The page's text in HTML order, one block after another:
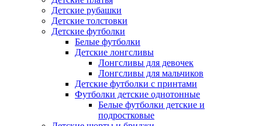
Детские рубашки
Детские толстовки
Детские футболки
Белые футболки
Детские лонгсливы
Лонгсливы для девочек
Лонгсливы для мальчиков
Детские футболки с принтами
Футболки детские однотонные
Белые футболки детские и
подростковые